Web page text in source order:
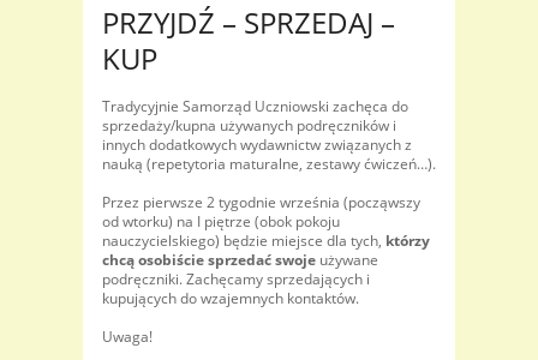
PRZYJDŹ – SPRZEDAJ –
KUP
Tradycyjnie Samorząd Uczniowski zachęca do
sprzedaży/kupna używanych podręczników i
innych dodatkowych wydawnictw związanych z
nauką (repetytoria maturalne, zestawy ćwiczeń…).
Przez pierwsze 2 tygodnie września (począwszy
od wtorku) na I piętrze (obok pokoju
nauczycielskiego) będzie miejsce dla tych, którzy
chcą osobiście sprzedać swoje używane
podręczniki. Zachęcamy sprzedających i
kupujących do wzajemnych kontaktów.
Uwaga!